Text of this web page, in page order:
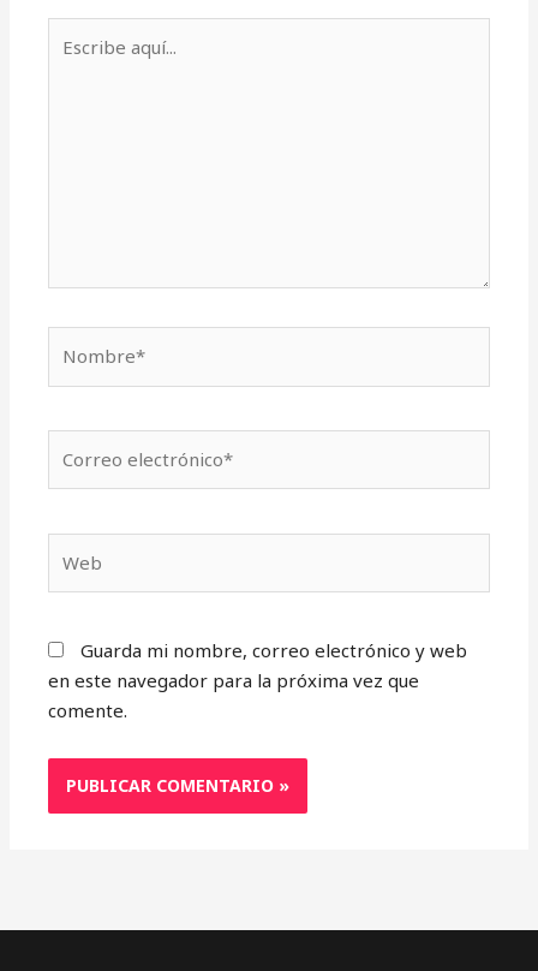
aquí...
electrónico*
Guarda mi nombre, correo electrónico y web
en este navegador para la próxima vez que
comente.